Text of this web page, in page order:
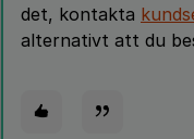
det, kontakta
alternativt att du